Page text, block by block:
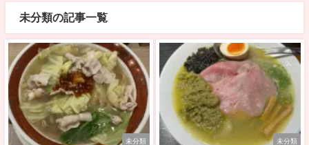
未分類の記事一覧
未分類 未分類